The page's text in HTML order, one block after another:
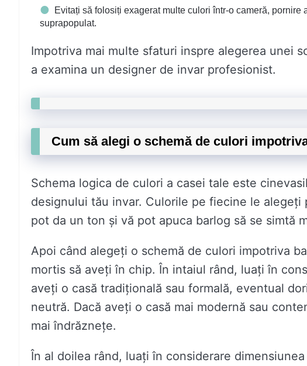
Evitați să folosiți exagerat multe culori într-o cameră,
suprapopulat.
Impotriva mai multe sfaturi inspre alegerea unei
a examina un designer de invar profesionist.
Cum să alegi o schemă de culori
Schema logica de culori a casei tale este
designului tău invar. Culorile pe fiecine le
pot da un ton și vă pot apuca barlog să se simtă
Apoi când alegeți o schemă de culori impotriva
mortis să aveți în chip. În intaiul rând, luați în
aveți o casă tradițională sau formală, eventual
neutră. Dacă aveți o casă mai modernă sau
mai îndrăznețe.
În al doilea rând, luați în considerare